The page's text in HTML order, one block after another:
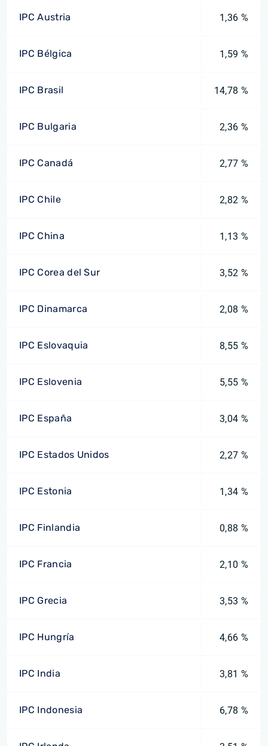
IPC Austria 1,36 %
IPC Bélgica 1,59 %
IPC Brasil 14,78 %
IPC Bulgaria 2,36 %
IPC Canadá 2,77 %
IPC Chile 2,82 %
IPC China 1,13 %
IPC Corea del Sur 3,52 %
IPC Dinamarca 2,08 %
IPC Eslovaquia 8,55 %
IPC Eslovenia 5,55 %
IPC España 3,04 %
IPC Estados Unidos 2,27 %
IPC Estonia 1,34 %
IPC Finlandia 0,88 %
IPC Francia 2,10 %
IPC Grecia 3,53 %
IPC Hungría 4,66 %
IPC India 3,81 %
IPC Indonesia 6,78 %